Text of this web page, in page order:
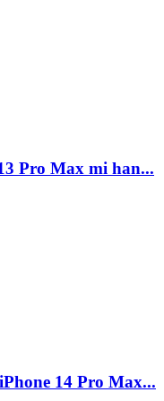
Pro Max mi han...
14 Pro Max...